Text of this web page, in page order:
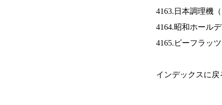
4163.日本調理機（
4164.昭和ホール
4165.ビーフラッ
インデックスに戻